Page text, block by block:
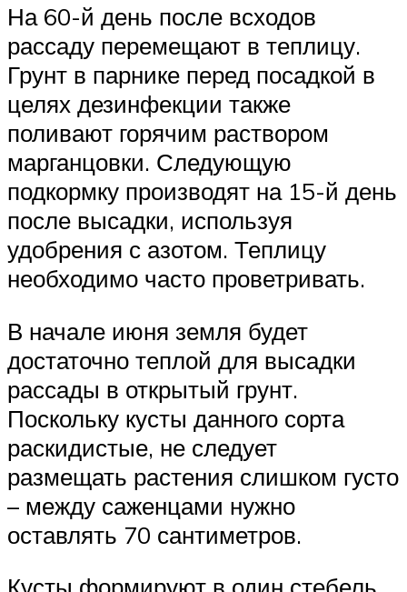
На 60-й день после всходов
рассаду перемещают в теплицу.
Грунт в парнике перед посадкой в
целях дезинфекции также
поливают горячим раствором
марганцовки. Следующую
подкормку производят на 15-й день
после высадки, используя
удобрения с азотом. Теплицу
необходимо часто проветривать.
В начале июня земля будет
достаточно теплой для высадки
рассады в открытый грунт.
Поскольку кусты данного сорта
раскидистые, не следует
размещать растения слишком густо
– между саженцами нужно
оставлять 70 сантиметров.